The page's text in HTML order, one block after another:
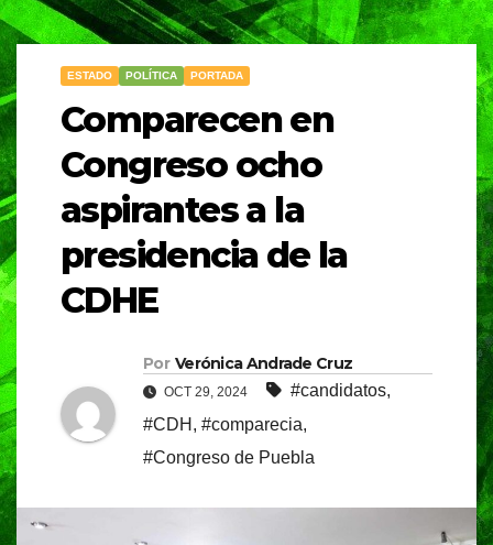
ESTADO POLÍTICA PORTADA
Comparecen en
Congreso ocho
aspirantes a la
presidencia de la
CDHE
Por Verónica Andrade Cruz
OCT 29, 2024 #candidatos,
#CDH , #comparecia,
#Congreso de Puebla